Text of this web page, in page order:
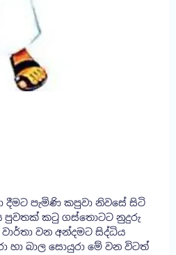
පැමිණි කපුවා නිවසේ සිටි
පුවතක් කටු ගස්තොටට නුදුරු
වන අන්දමට සිද්ධිය
හා බාල සොයුරා මේ වන විටත්